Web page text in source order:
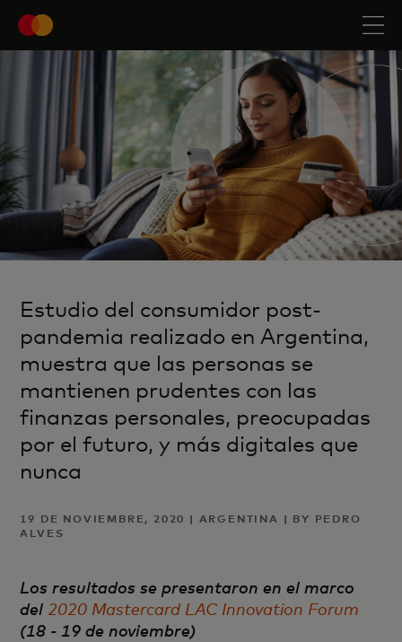
Estudio del consumidor post-
pandemia realizado en Argentina,
muestra que las personas se
mantienen prudentes con las
finanzas personales, preocupadas
por el futuro, y más digitales que
nunca
19 DE NOVIEMBRE, 2020 | ARGENTINA | BY PEDRO
ALVES
Los resultados se presentaron en el marco
del 2020 Mastercard LAC Innovation Forum
(18 - 19 de noviembre)